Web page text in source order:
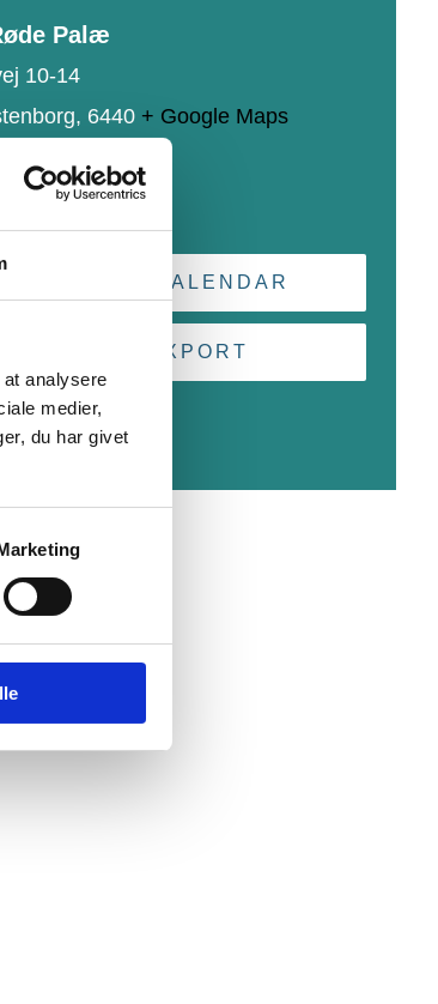
analysere
medier,
du har givet
Palæ
10-14
, 6440 + Google Maps
hjemmeside
+ GOOGLE CALENDAR
+ ICAL EXPORT